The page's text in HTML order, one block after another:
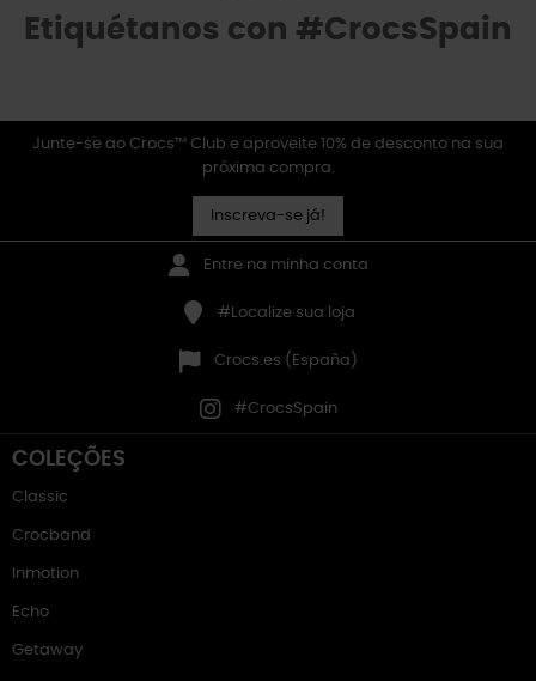
Etiquétanos con #CrocsSpain
Junte-se ao Crocs™ Club e aproveite 10% de desconto na sua
próxima compra.
Inscreva-se já!
Entre na minha conta
#Localize sua loja
Crocs.es (España)
#CrocsSpain
COLEÇÕES
Classic
Crocband
Inmotion
Echo
Getaway